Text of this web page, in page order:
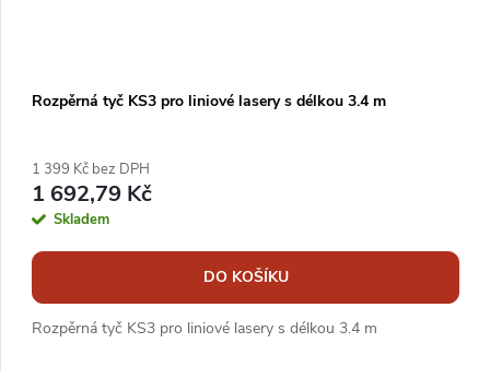
Rozpěrná tyč KS3 pro liniové lasery s délkou 3.4 m
1 399 Kč bez DPH
1 692,79 Kč
Skladem
DO KOŠÍKU
Rozpěrná tyč KS3 pro liniové lasery s délkou 3.4 m